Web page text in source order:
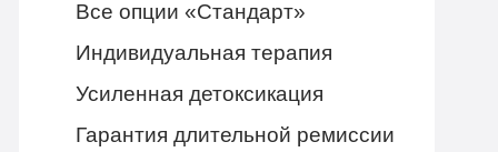
Все опции «Стандарт»
Индивидуальная терапия
Усиленная детоксикация
Гарантия длительной ремиссии